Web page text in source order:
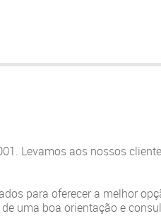
Levamos aos nossos
para oferecer a melhor
uma boa orientação e